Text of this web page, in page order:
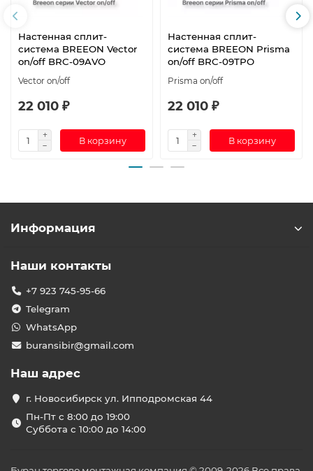
Настенная сплит-
система BREEON Vector
on/off BRC-09AVO
Vector on/off
22 010 ₽
В корзину
Настенная сплит-
система BREEON Prisma
on/off BRC-09TPO
Prisma on/off
22 010 ₽
В корзину
Информация
Наши контакты
+7 923 745-95-66
Telegram
WhatsApp
buransibir@gmail.com
Наш адрес
г. Новосибирск ул. Ипподромская 44
Пн-Пт с 8:00 до 19:00
Суббота с 10:00 до 14:00